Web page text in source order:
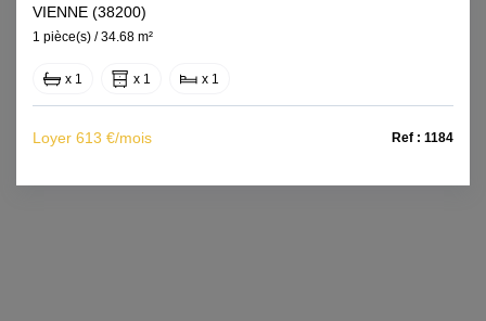
VIENNE (38200)
1 pièce(s) / 34.68 m²
x 1 x 1 x 1
Loyer 613 €/mois Ref : 1184